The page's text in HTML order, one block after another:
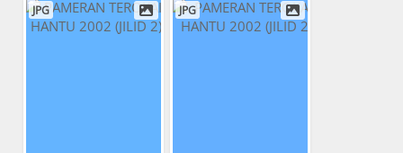
JPG JPG